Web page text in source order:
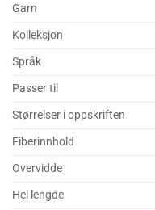
Garn
Kolleksjon
Språk
Passer til
Størrelser i oppskriften
Fiberinnhold
Overvidde
Hel lengde